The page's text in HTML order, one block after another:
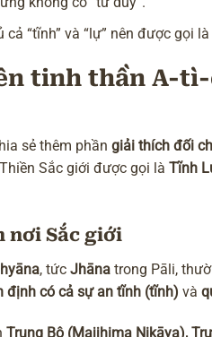
“tĩnh” và “lự” nên được gọi
tinh thần A-
sẻ thêm phần giải thích đối
Sắc giới được gọi là Tĩnh
nơi Sắc giới
, tức Jhāna trong Pāli,
định có cả sự an tĩnh (tĩnh) và
Trung Bộ (Majjhima Nikāya),